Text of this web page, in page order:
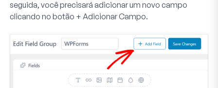
seguida, você precisará adicionar um novo campo
clicando no botão + Adicionar Campo.